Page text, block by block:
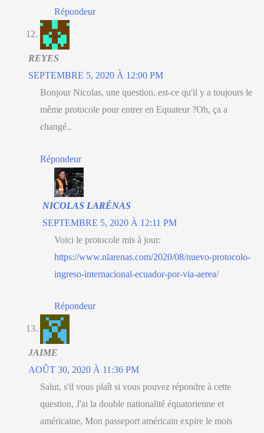
Répondeur
REYES
SEPTEMBRE 5, 2020 À 12:00 PM
Bonjour Nicolas, une question, est-ce qu'il y a toujours le
même protocole pour entrer en Equateur ?Oh, ça a
changé..
Répondeur
NICOLAS LARÉNAS
SEPTEMBRE 5, 2020 À 12:11 PM
Voici le protocole mis à jour:
https://www.nlarenas.com/2020/08/nuevo-protocolo-
ingreso-internacional-ecuador-por-via-aerea/
Répondeur
JAIME
AOÛT 30, 2020 À 11:36 PM
Salut, s'il vous plaît si vous pouvez répondre à cette
question, J'ai la double nationalité équatorienne et
américaine, Mon passeport américain expire le mois